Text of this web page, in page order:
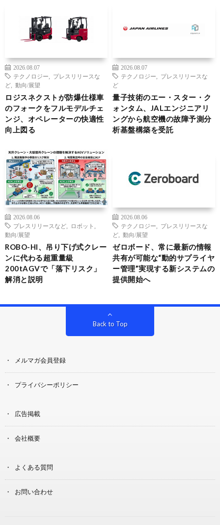
2026.08.07
テクノロジー
プレスリリースな
ど
動向/展望
ロジスネクストが防爆仕様車
のフォークをフルモデルチェ
ンジ、オペレーターの快適性
向上図る
2026.08.07
テクノロジー
プレスリリースな
ど
量子技術のエー・スター・ク
ォンタム、JALエンジニアリ
ングから航空機の故障予測分
析基盤構築を受託
2026.08.06
プレスリリースなど
ロボット
動向/展望
ROBO-HI、吊り下げ式クレー
ンに代わる超重量級
200tAGVで「落下リスク」
解消と説明
2026.08.06
テクノロジー
プレスリリースな
ど
動向/展望
ゼロボード、常に最新の情報
共有が可能な“動的サプライヤ
ー管理”実現する新システムの
提供開始へ
Back to Top
メルマガ会員登録
プライバシーポリシー
広告掲載
会社概要
よくある質問
お問い合わせ